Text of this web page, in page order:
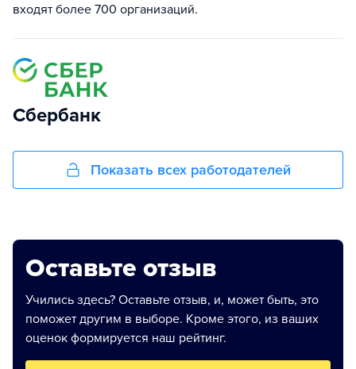
входят более 700 организаций.
Сбербанк
Показать всех работодателей
Оставьте отзыв
Учились здесь? Оставьте отзыв, и, может быть, это
поможет другим в выборе. Кроме этого, из ваших
оценок формируется наш рейтинг.